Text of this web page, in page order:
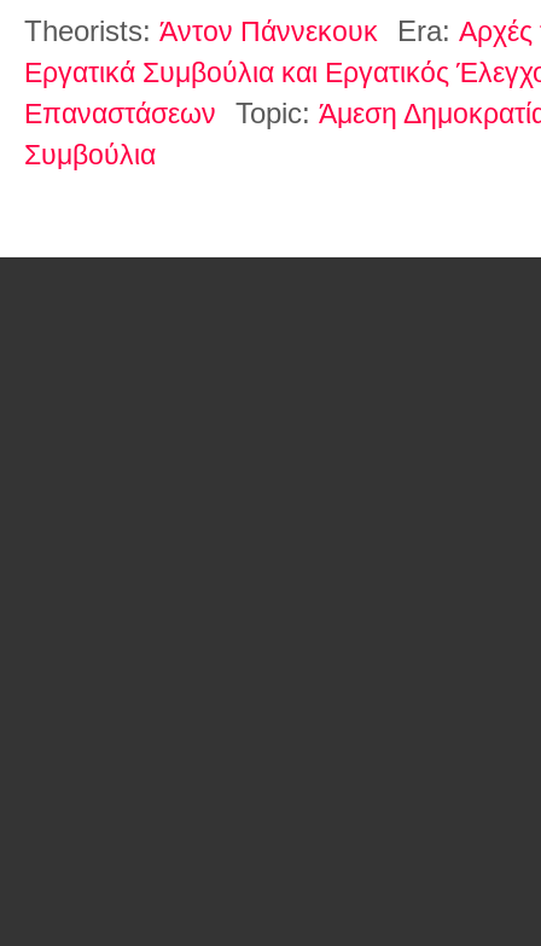
Theorists: Άντον Πάννεκουκ Era: Αρχές
Εργατικά Συμβούλια και Εργατικός
Επαναστάσεων
Topic: Άμεση
Συμβούλια